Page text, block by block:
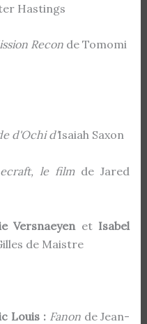
Hastings
Reconde Tomomi
d'Ochi d'Isaiah Saxon
le film de Jared
Versnaeyen et Isabel
de Maistre
Louis : Fanon de Jean-